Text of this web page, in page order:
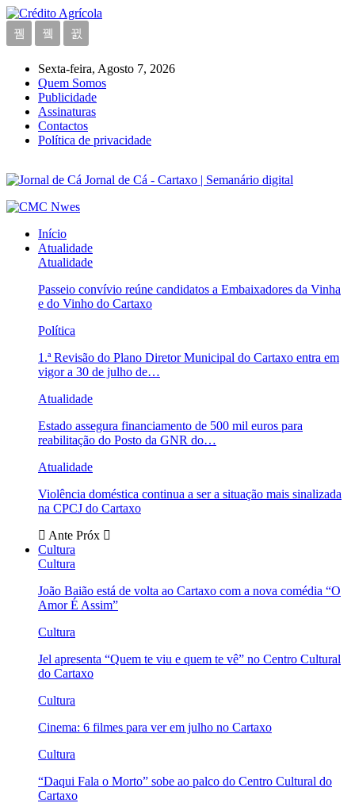
Sexta-feira, Agosto 7, 2026
Quem Somos
Publicidade
Assinaturas
Contactos
Política de privacidade
Jornal de Cá - Cartaxo | Semanário digital
Início
Atualidade
Atualidade
Passeio convívio reúne candidatos a Embaixadores da Vinha
e do Vinho do Cartaxo
Política
1.ª Revisão do Plano Diretor Municipal do Cartaxo entra em
vigor a 30 de julho de…
Atualidade
Estado assegura financiamento de 500 mil euros para
reabilitação do Posto da GNR do…
Atualidade
Violência doméstica continua a ser a situação mais sinalizada
na CPCJ do Cartaxo
Ante Próx
Cultura
Cultura
João Baião está de volta ao Cartaxo com a nova comédia “O
Amor É Assim”
Cultura
Jel apresenta “Quem te viu e quem te vê” no Centro Cultural
do Cartaxo
Cultura
Cinema: 6 filmes para ver em julho no Cartaxo
Cultura
“Daqui Fala o Morto” sobe ao palco do Centro Cultural do
Cartaxo